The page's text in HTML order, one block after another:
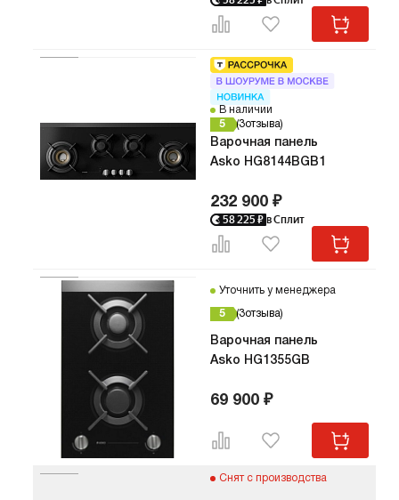
В наличии
5
3отзыва
Варочная панель
Asko HG8144BGB1
232 900 ₽
58 225 ₽ в Сплит
Уточнить у менеджера
5 3отзыва
Варочная панель
Asko HG1355GB
69 900 ₽
Снят с производства